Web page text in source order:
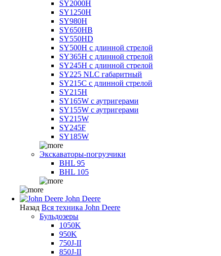
SY2000H
SY1250H
SY980H
SY650HB
SY550HD
SY500H с длинной стрелой
SY365H с длинной стрелой
SY245H с длинной стрелой
SY225 NLC габаритный
SY215C с длинной стрелой
SY215H
SY165W с аутригерами
SY155W с аутригерами
SY215W
SY245F
SY185W
Экскаваторы-погрузчики
BHL 95
BHL 105
John Deere
Назад Вся техника John Deere
Бульдозеры
1050K
950K
750J-II
850J-II